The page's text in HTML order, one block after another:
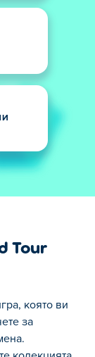
Tour
която ви
за